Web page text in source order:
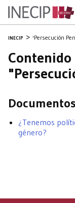
INECIP 'Persecución
Documentos
¿Tenemos
género?